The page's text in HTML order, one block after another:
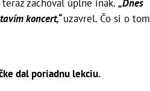
zachoval úplne inak. „Dnes
koncert,“uzavrel. Čo si o tom
dal poriadnu lekciu.